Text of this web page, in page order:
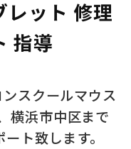
レット 修理
指導
スクールマウス
横浜市中区まで
ト致します。